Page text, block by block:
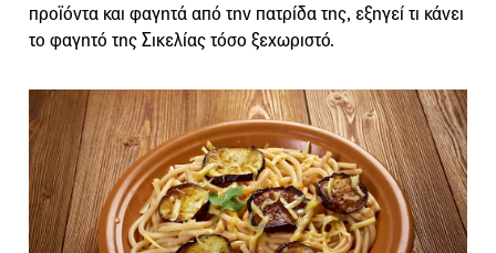
προϊόντα και φαγητά από την πατρίδα της, εξηγεί τι κάνει
το φαγητό της Σικελίας τόσο ξεχωριστό.